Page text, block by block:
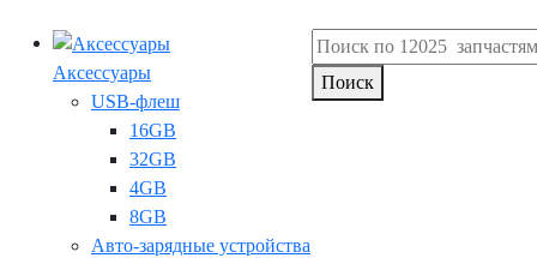
Аксессуары
USB-флеш
16GB
32GB
4GB
8GB
Авто-зарядные устройства
Поиск